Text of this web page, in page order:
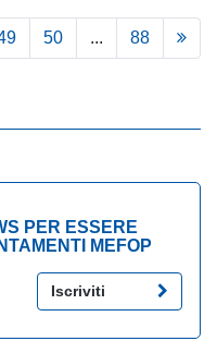
50 ... 88
PER ESSERE
MEFOP
Iscriviti